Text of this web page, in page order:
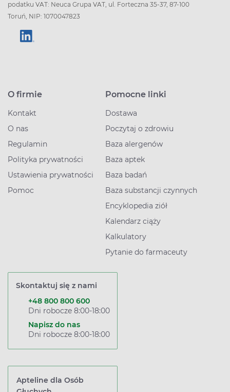
podatku VAT: Neuca Grupa VAT, ul. Forteczna 35-37, 87-100
Toruń, NIP: 1070047823
O firmie
Kontakt
O nas
Regulamin
Polityka prywatności
Ustawienia prywatności
Pomoc
Pomocne linki
Dostawa
Poczytaj o zdrowiu
Baza alergenów
Baza aptek
Baza badań
Baza substancji czynnych
Encyklopedia ziół
Kalendarz ciąży
Kalkulatory
Pytanie do farmaceuty
Skontaktuj się z nami
+48 800 800 600
Dni robocze 8:00-18:00
Napisz do nas
Dni robocze 8:00-18:00
Apteline dla Osób